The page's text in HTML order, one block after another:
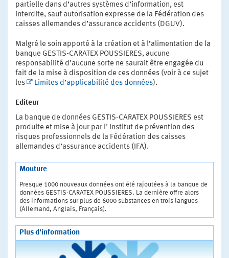
partielle dans d’autres systèmes d’information, est
interdite, sauf autorisation expresse de la Fédération des
caisses allemandes d’assurance accidents (DGUV).
Malgré le soin apporté à la création et à l’alimentation de la
banque GESTIS-CARATEX POUSSIERES, aucune
responsabilité d’aucune sorte ne saurait être engagée du
fait de la mise à disposition de ces données (voir à ce sujet
les
Limites d’applicabilité des données).
Editeur
La banque de données GESTIS-CARATEX POUSSIERES est
produite et mise à jour par l' Institut de prévention des
risques professionnels de la Fédération des caisses
allemandes d’assurance accidents (IFA).
Mouture
Presque 1000 nouveaux données ont été rajoutées à la banque de
données GESTIS-CARATEX POUSSIERES. La dernière offre alors
des informations sur plus de 6000 substances en trois langues
(Allemand, Anglais, Français).
Plus d'information